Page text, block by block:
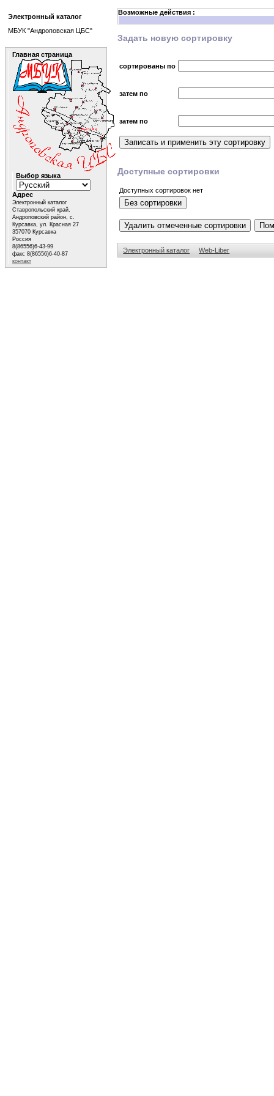
Возможные действия :
Задать новую сортировку
сортированы по
затем по
затем по
Доступные сортировки
Доступных сортировок нет
Электронный каталог Web-Liber
Электронный каталог
МБУК "Андроповская ЦБС"
Главная страница
Выбор языка
Адрес
Электронный каталог
Ставропольский край,
Андроповский район, с.
Курсавка, ул. Красная 27
357070 Курсавка
Россия
8(86556)6-43-99
факс 8(86556)6-40-87
контакт